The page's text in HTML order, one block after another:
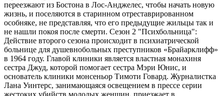
переезжают из Бостона в Лос-Анджелес, чтобы начать новую
жизнь, и поселяются в старинном отреставрированном
особняке, не представляя, что его предыдущие жильцы так и
не нашли покоя после смерти. Сезон 2 "Психбольница":
Действие второго сезона происходит в психиатрической
больнице для душевнобольных преступников «Брайарклифф»
в 1964 году. Главой клиники является властная монахиня
сестра Джуд, которой помогает сестра Мэри Юнис, и
основатель клиники монсеньор Тимоти Говард. Журналистка
Лана Уинтерс, занимающаяся освещением в прессе серии